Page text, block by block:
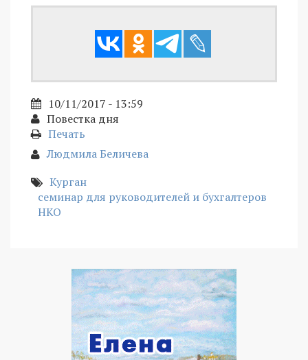
10/11/2017 - 13:59
Повестка дня
Печать
Людмила Беличева
Курган
семинар для руководителей и бухгалтеров
НКО